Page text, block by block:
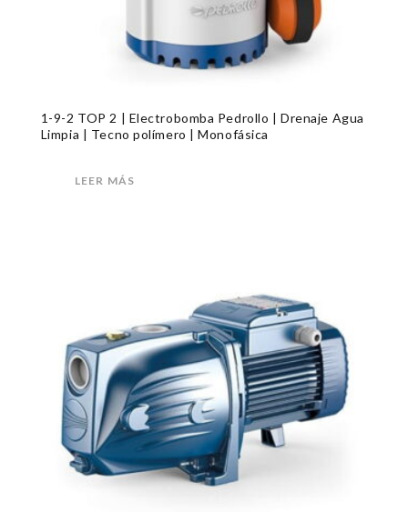
1-9-2 TOP 2 | Electrobomba Pedrollo | Drenaje Agua
Limpia | Tecno polímero | Monofásica
LEER MÁS